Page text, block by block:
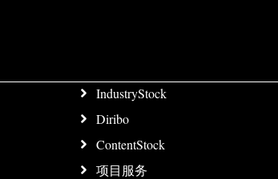
IndustryStock
Diribo
ContentStock
项目服务